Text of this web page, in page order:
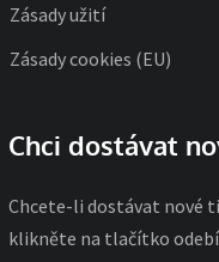
Zásady užití
Zásady cookies (EU)
Chci dostávat
Chcete-li dostávat nové
klikněte na tlačítko